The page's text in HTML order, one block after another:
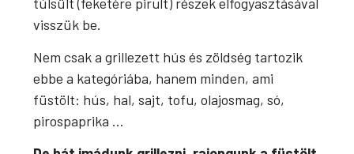
visszük be.
Nem csak a grillezett hús és zöldség tartozik
ebbe a kategóriába, hanem minden, ami
füstölt: hús, hal, sajt, tofu, olajosmag, só,
pirospaprika …